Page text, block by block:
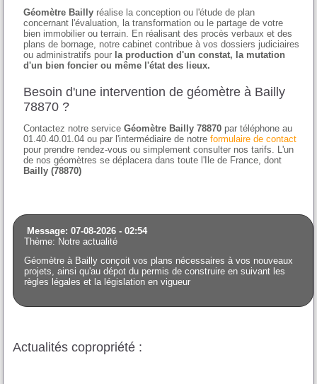
Géomètre Bailly réalise la conception ou l'étude de plan
concernant l'évaluation, la transformation ou le partage de votre
bien immobilier ou terrain. En réalisant des procès verbaux et des
plans de bornage, notre cabinet contribue à vos dossiers judiciaires
ou administratifs pour la production d'un constat, la mutation
d'un bien foncier ou même l'état des lieux.
Besoin d'une intervention de géomètre à Bailly
78870 ?
Contactez notre serviceGéomètre Bailly 78870 par téléphone au
01.40.40.01.04 ou par l'intermédiaire de notreformulaire de contact
pour prendre rendez-vous ou simplement consulter nos tarifs. L'un
de nos géomètres se déplacera dans toute l'Ile de France, dont
Bailly (78870)
Message: 07-08-2026 - 02:54
Thème: Notre actualité
Géomètre à Bailly conçoit vos plans nécessaires à vos nouveaux
projets, ainsi qu'au dépot du permis de construire en suivant les
règles légales et la législation en vigueur
Actualités copropriété :